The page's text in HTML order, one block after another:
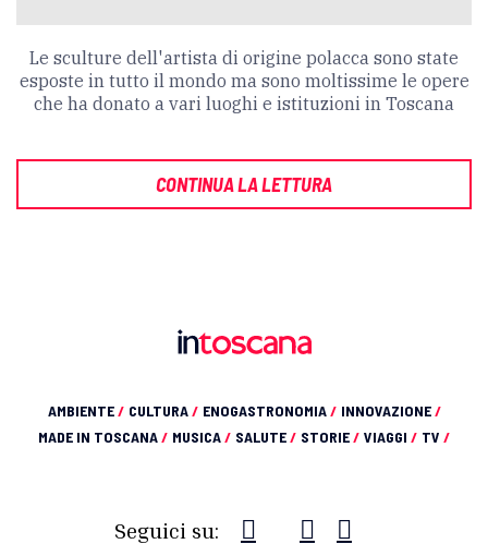
Le sculture dell'artista di origine polacca sono state
esposte in tutto il mondo ma sono moltissime le opere
che ha donato a vari luoghi e istituzioni in Toscana
CONTINUA LA LETTURA
AMBIENTE/ CULTURA/ ENOGASTRONOMIA/ INNOVAZIONE/
MADE IN TOSCANA/ MUSICA/ SALUTE/ STORIE/ VIAGGI / TV /
Seguici su: